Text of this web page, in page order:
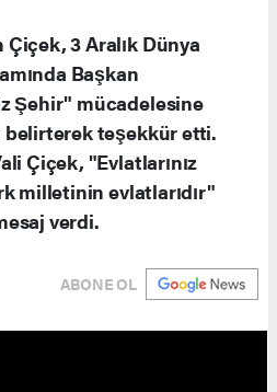
3 Aralık Dünya
Başkan
Şehir" mücadelesine
teşekkür etti.
Çiçek, "Evlatlarınız
milletinin evlatlarıdır"
verdi.
ABONE OL